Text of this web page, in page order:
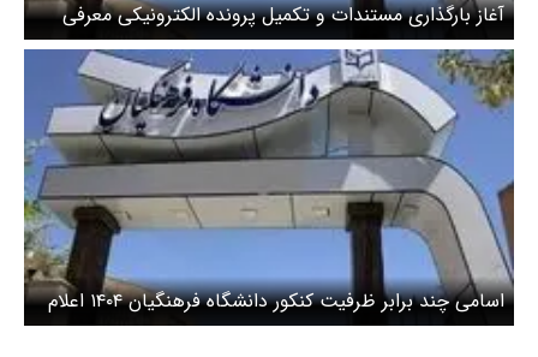
آغاز بارگذاری مستندات و تکمیل پرونده الکترونیکی معرفی
شدگان چند برابر ظرفیت دانشگاه فرهنگیان/ دوره آموزش
فشرده مهارت‌آموزان از ۸ تیرماه
اسامی چند برابر ظرفیت کنکور دانشگاه فرهنگیان ۱۴۰۴ اعلام
شد + لینک مشاهده اسامی